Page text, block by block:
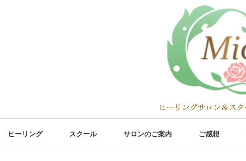
ヒーリング スクール サロンのご案内 ご感想